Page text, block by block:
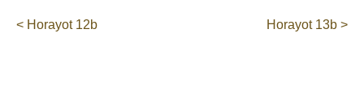
< Horayot 12b Horayot 13b >